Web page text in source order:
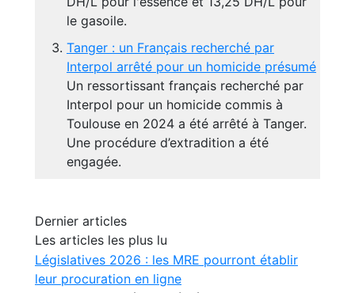
le gasoile.
Tanger : un Français recherché par
Interpol arrêté pour un homicide présumé
Un ressortissant français recherché par
Interpol pour un homicide commis à
Toulouse en 2024 a été arrêté à Tanger.
Une procédure d’extradition a été
engagée.
Dernier articles
Les articles les plus lu
Législatives 2026 : les MRE pourront établir
leur procuration en ligne